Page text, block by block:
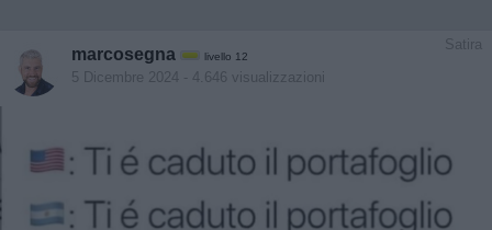
Satira
marcosegna livello 12
5 Dicembre 2024 - 4.646 visualizzazioni